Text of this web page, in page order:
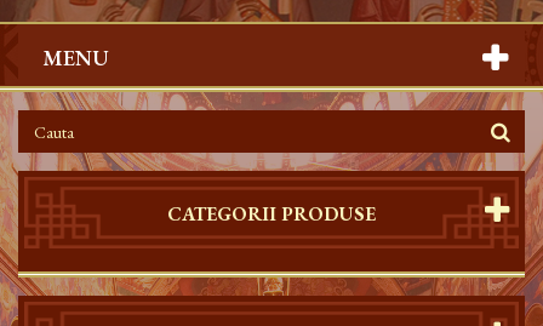
MENU
CATEGORII PRODUSE